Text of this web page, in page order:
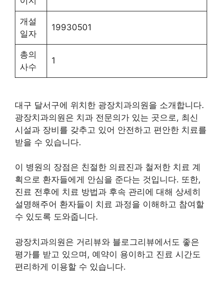
개설
일자
19930501
총의
사수
1
대구 달서구에 위치한 광장치과의원을 소개합니다.
광장치과의원은 치과 전문의가 있는 곳으로, 최신
시설과 장비를 갖추고 있어 안전하고 편안한 치료를
받을 수 있습니다.
이 병원의 장점은 친절한 의료진과 철저한 치료 계
획으로 환자들에게 안심을 준다는 것입니다. 또한,
진료 전후에 치료 방법과 후속 관리에 대해 상세히
설명해주어 환자들이 치료 과정을 이해하고 참여할
수 있도록 도와줍니다.
광장치과의원은 거리뷰와 블로그리뷰에서도 좋은
평가를 받고 있으며, 예약이 용이하고 진료 시간도
편리하게 이용할 수 있습니다.